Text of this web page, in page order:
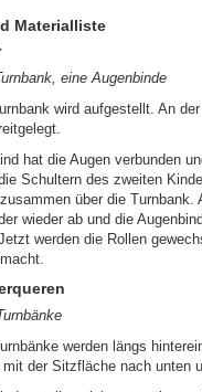
Materialliste
eine Augenbinde
wird aufgestellt. An
hat die Augen verbunden
Schultern des zweiten
über die Turnbank.
wieder ab und die
werden die Rollen
werden längs
der Sitzfläche nach unten